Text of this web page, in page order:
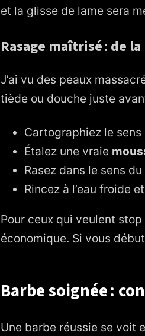
et la glisse de lame sera
Rasage maîtrisé : de
J’ai vu des peaux
tiède ou douche juste
Cartographiez le
Étalez une vraie
Rasez dans le sens
Rincez à l’eau froide
Pour ceux qui veulent
économique. Si vous
Barbe soignée :
Une barbe réussie se voit